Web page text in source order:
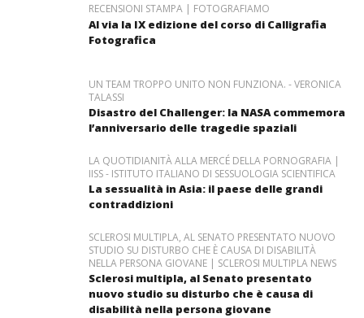
RECENSIONI STAMPA | FOTOGRAFIAMO
Al via la IX edizione del corso di Calligrafia
Fotografica
UN TEAM TROPPO UNITO NON FUNZIONA. - VERONICA
TALASSI
Disastro del Challenger: la NASA commemora
l’anniversario delle tragedie spaziali
LA QUOTIDIANITÀ ALLA MERCÉ DELLA PORNOGRAFIA |
IISS - ISTITUTO ITALIANO DI SESSUOLOGIA SCIENTIFICA
La sessualità in Asia: il paese delle grandi
contraddizioni
SCLEROSI MULTIPLA, AL SENATO PRESENTATO NUOVO
STUDIO SU DISTURBO CHE È CAUSA DI DISABILITÀ
NELLA PERSONA GIOVANE | SCLEROSI MULTIPLA NEWS
Sclerosi multipla, al Senato presentato
nuovo studio su disturbo che è causa di
disabilità nella persona giovane